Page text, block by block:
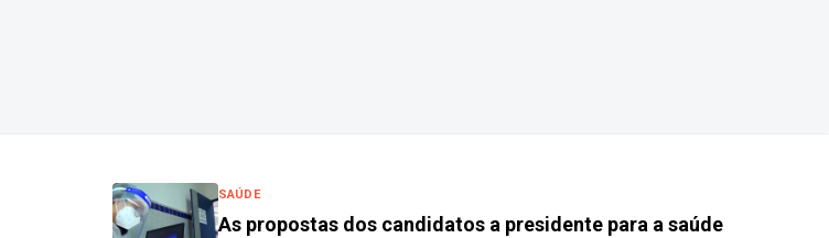
SAÚDE
As propostas dos candidatos a presidente para a saúde